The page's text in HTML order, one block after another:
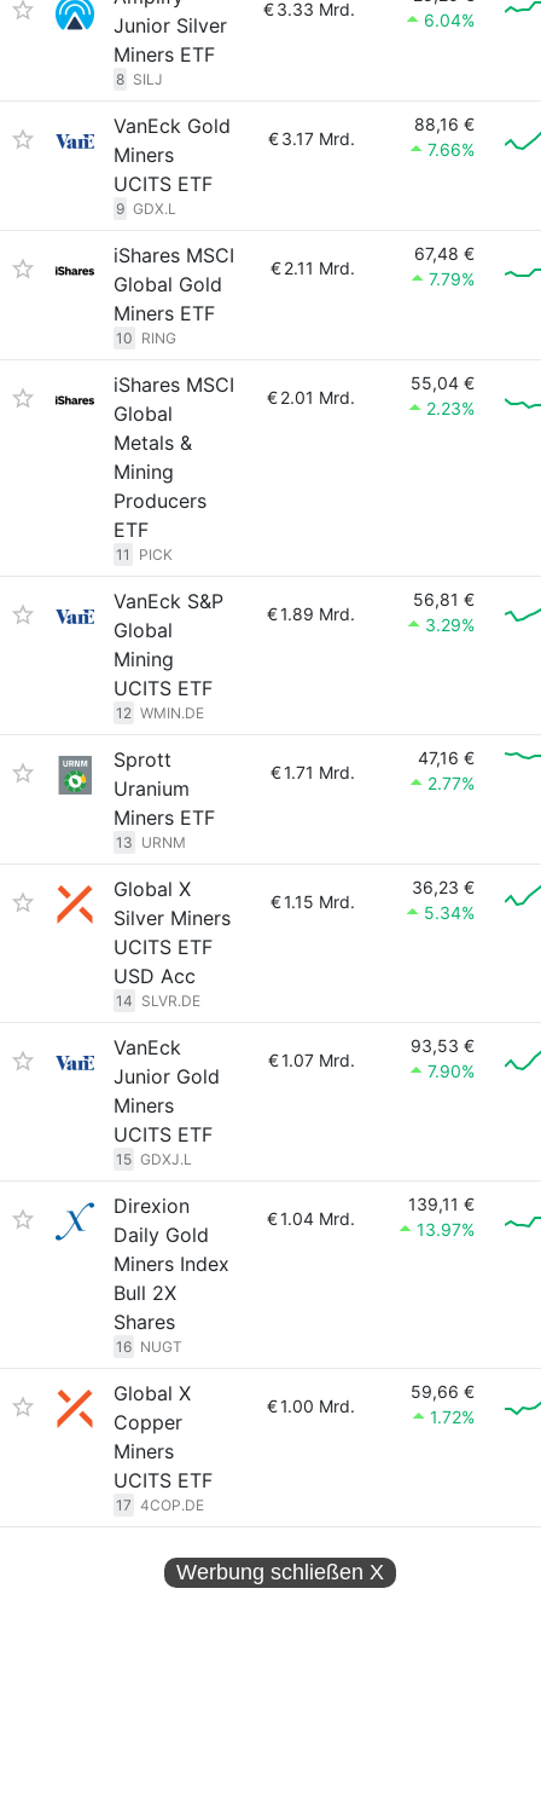
Junior Silver
Miners ETF
8 SILJ
€3.33 Mrd.
6.04%
VanEck Gold
Miners
UCITS ETF
9 GDX.L
€3.17 Mrd.
88,16 €
7.66%
iShares MSCI
Global Gold
Miners ETF
10 RING
€2.11 Mrd.
67,48 €
7.79%
iShares MSCI
Global
Metals &
Mining
Producers
ETF
11 PICK
€2.01 Mrd.
55,04 €
2.23%
VanEck S&P
Global
Mining
UCITS ETF
12 WMIN.DE
€1.89 Mrd.
56,81 €
3.29%
Sprott
Uranium
Miners ETF
13 URNM
€1.71 Mrd.
47,16 €
2.77%
Global X
Silver Miners
UCITS ETF
USD Acc
14 SLVR.DE
€1.15 Mrd.
36,23 €
5.34%
VanEck
Junior Gold
Miners
UCITS ETF
15 GDXJ.L
€1.07 Mrd.
93,53 €
7.90%
Direxion
Daily Gold
Miners Index
Bull 2X
Shares
16 NUGT
€1.04 Mrd.
139,11 €
13.97%
Global X
Copper
Miners
UCITS ETF
17 4COP.DE
€1.00 Mrd.
59,66 €
1.72%
Werbung schließen X